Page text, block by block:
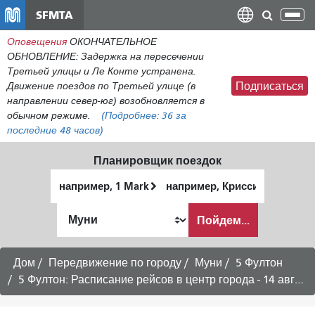
содержанию
SFMTA
Оповещения ОКОНЧАТЕЛЬНОЕ
ОБНОВЛЕНИЕ: Задержка на пересечении
Третьей улицы и Ле Конте устранена.
Движение поездов по Третьей улице (в
направлении север-юг) возобновляется в
обычном режиме.
(Подробнее: 36 за
последние 48 часов)
Подписаться
Планировщик поездок
местоположение
окончания
хочу
путешествовать
Пойдем...
Дом Передвижение по городу Муни
5 Фултон
5 Фултон: Расписание рейсов в центр города - 14 августа 2026 г.